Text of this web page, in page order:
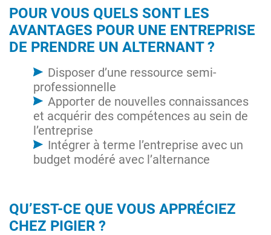
POUR VOUS QUELS SONT LES
AVANTAGES POUR UNE ENTREPRISE
DE PRENDRE UN ALTERNANT ?
Disposer d’une ressource semi-
professionnelle
Apporter de nouvelles connaissances
et acquérir des compétences au sein de
l’entreprise
Intégrer à terme l’entreprise avec un
budget modéré avec l’alternance
QU’EST-CE QUE VOUS APPRÉCIEZ
CHEZ PIGIER ?